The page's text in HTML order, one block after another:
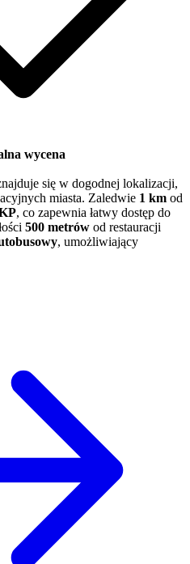
wycena
się w dogodnej lokalizacji,
miasta. Zaledwie 1 km od
, co zapewnia łatwy dostęp do
500 metrów od restauracji
, umożliwiający